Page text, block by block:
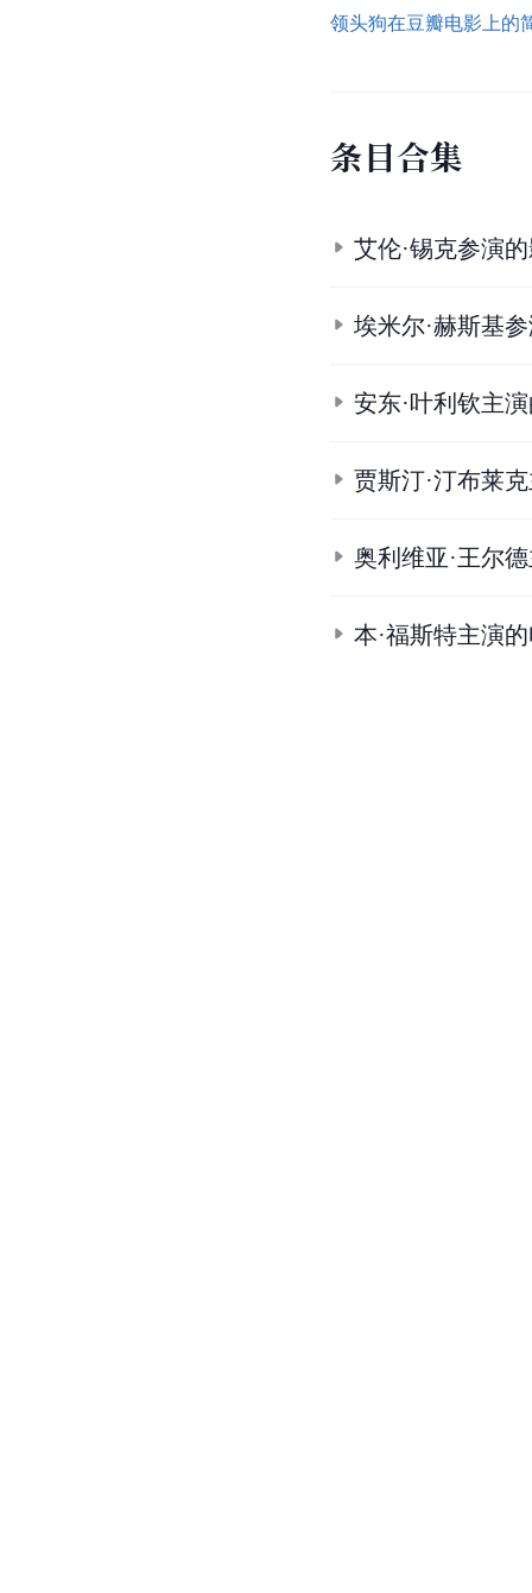
领头狗在豆瓣电影上的
条目合集
艾伦·锡克参演
埃米尔·赫斯基
安东·叶利钦主
贾斯汀·汀布莱
奥利维亚·王尔
本·福斯特主演